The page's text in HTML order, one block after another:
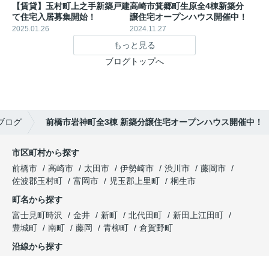
【賃貸】玉村町上之手新築戸建
て住宅入居募集開始！
2025.01.26
高崎市箕郷町生原全4棟新築分
譲住宅オープンハウス開催中！
2024.11.27
もっと見る
ブログトップへ
ログ 前橋市岩神町全3棟 新築分譲住宅オープンハウス開催中！
市区町村から探す
前橋市
高崎市 太田市 伊勢崎市 渋川市
藤岡市
佐波郡玉村町
富岡市 児玉郡上里町
桐生市
町名から探す
富士見町時沢
金井 新町 北代田町
新田上江田町
豊城町
南町 藤岡 青柳町
倉賀野町
沿線から探す